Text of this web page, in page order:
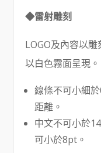
◆雷射雕刻
LOGO及內容以
以白色霧面呈現。
線條不可小細
距離。
中文不可小於
可小於8pt。